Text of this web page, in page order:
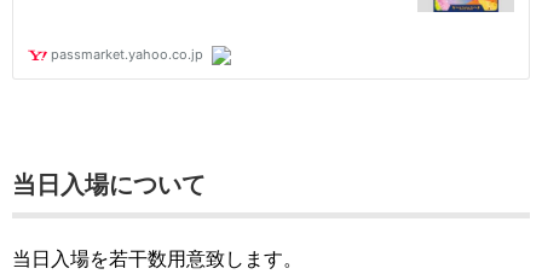
当日入場について
当日入場を若干数用意致します。